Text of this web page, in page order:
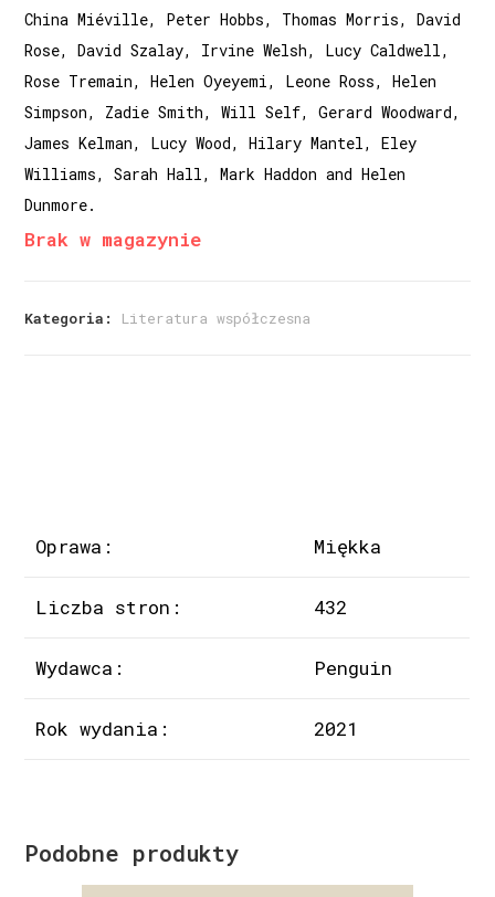
China Miéville, Peter Hobbs, Thomas Morris, David
Rose, David Szalay, Irvine Welsh, Lucy Caldwell,
Rose Tremain, Helen Oyeyemi, Leone Ross, Helen
Simpson, Zadie Smith, Will Self, Gerard Woodward,
James Kelman, Lucy Wood, Hilary Mantel, Eley
Williams, Sarah Hall, Mark Haddon and Helen
Dunmore.
Brak w magazynie
Kategoria: Literatura współczesna
Oprawa: Miękka
Liczba stron: 432
Wydawca: Penguin
Rok wydania: 2021
Podobne produkty